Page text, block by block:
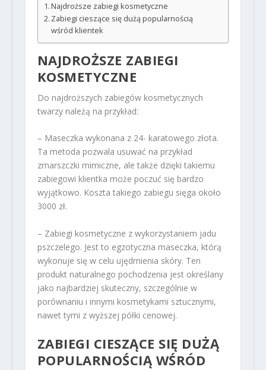
Najdroższe zabiegi kosmetyczne
Zabiegi cieszące się dużą popularnością
wśród klientek
NAJDROŻSZE ZABIEGI
KOSMETYCZNE
Do najdroższych zabiegów kosmetycznych
twarzy należą na przykład:
– Maseczka wykonana z 24- karatowego złota.
Ta metoda pozwala usuwać na przykład
zmarszczki mimiczne, ale także dzięki takiemu
zabiegowi klientka może poczuć się bardzo
wyjątkowo. Koszta takiego zabiegu sięga około
3000 zł.
– Zabiegi kosmetyczne z wykorzystaniem jadu
pszczelego. Jest to egzotyczna maseczka, którą
wykonuje się w celu ujędrnienia skóry. Ten
produkt naturalnego pochodzenia jest określany
jako najbardziej skuteczny, szczególnie w
porównaniu i innymi kosmetykami sztucznymi,
nawet tymi z wyższej półki cenowej.
ZABIEGI CIESZĄCE SIĘ DUŻĄ
POPULARNOŚCIĄ WŚRÓD